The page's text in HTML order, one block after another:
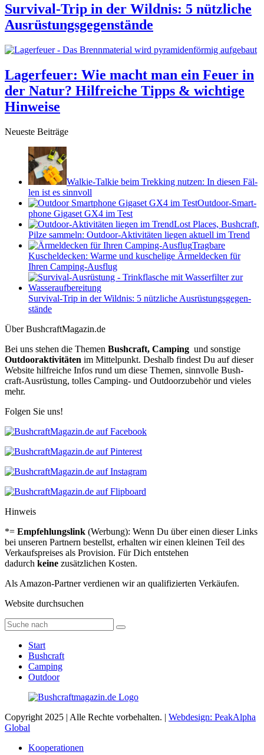
Sur­vi­val-Trip in der Wild­nis: 5 nütz­li­che
Aus­rüs­tungs­ge­gen­stände
Lager­feuer: Wie macht man ein Feuer in
der Natur? Hilf­rei­che Tipps & wich­tige
Hin­weise
Neu­este Bei­träge
Wal­kie-Tal­kie beim Trek­king nut­zen: In die­sen Fäl­
len ist es sinn­voll
Out­door-Smart­
phone Giga­set GX4 im Test
Lost Places, Bush­craft,
Pilze sam­meln: Out­door-Akti­vi­tä­ten lie­gen aktu­ell im Trend
Trag­bare
Kuschel­de­cken: Warme und kusche­lige Ärmel­de­cken für
Ihren Cam­ping-Aus­flug
Sur­vi­val-Trip in der Wild­nis: 5 nütz­li­che Aus­rüs­tungs­ge­gen­
stände
Über BushcraftMagazin.de
Bei uns ste­hen die The­men Bush­craft, Cam­ping und sons­tige
Out­door­ak­ti­vi­tä­ten im Mit­tel­punkt. Des­halb fin­dest Du auf die­ser
Web­site hilf­rei­che Infos rund um diese The­men, sinn­volle Bush­
craft-Aus­rüs­tung, tol­les Cam­ping- und Out­door­zu­be­hör und vie­les
mehr.
Fol­gen Sie uns!
Hin­weis
*= Emp­feh­lungs­link (Wer­bung): Wenn Du über einen die­ser Links
bei unse­ren Part­nern bestellst, erhal­ten wir einen klei­nen Teil des
Ver­kaufs­prei­ses als Pro­vi­sion. Für Dich ent­ste­hen
dadurch keine zusätz­li­chen Kos­ten.
Als Ama­zon-Part­ner ver­die­nen wir an qua­li­fi­zier­ten Ver­käu­fen.
Web­site durch­su­chen
Start
Bush­craft
Cam­ping
Out­door
Copyright 2025 | Alle Rechte vorbehalten. | Webdesign: PeakAlpha
Global
Koope­ra­tio­nen